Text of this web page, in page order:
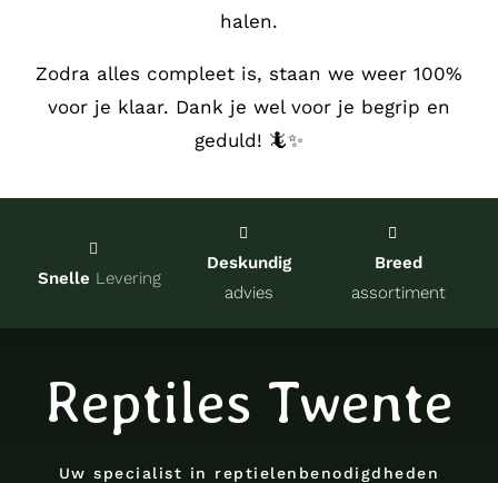
halen.
Zodra alles compleet is, staan we weer 100%
voor je klaar. Dank je wel voor je begrip en
geduld! 🦎✨
Snelle Levering
Deskundig
advies
Breed
assortiment
Reptiles Twente
Uw specialist in reptielenbenodigdheden